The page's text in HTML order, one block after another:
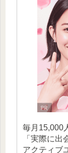
毎月15,000
「実際に出
アクティブ